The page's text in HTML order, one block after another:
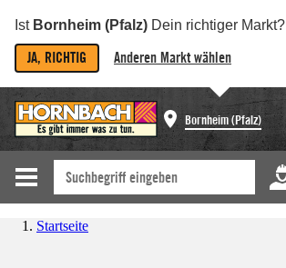
Ist Bornheim (Pfalz) Dein richtiger Markt?
JA, RICHTIG Anderen Markt wählen
Bornheim (Pfalz)
Startseite